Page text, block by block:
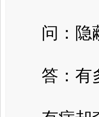
问：隐蔽
答：有